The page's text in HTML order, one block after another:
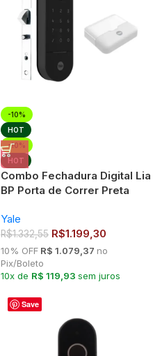
-10%
HOT
-10%
HOT
Combo Fechadura Digital Lia
BP Porta de Correr Preta
Yale
R$1.332,55 R$1.199,30
10% OFF R$ 1.079,37 no
Pix/Boleto
10x de R$ 119,93 sem juros
Save